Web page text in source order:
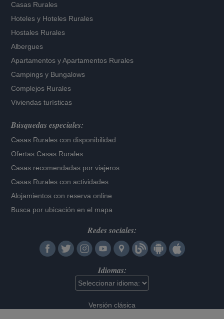
Casas Rurales
Hoteles y Hoteles Rurales
Hostales Rurales
Albergues
Apartamentos yApartamentos Rurales
Campings y Bungalows
Complejos Rurales
Viviendas turísticas
Búsquedas especiales:
Casas Rurales con disponibilidad
Ofertas Casas Rurales
Casas recomendadas por viajeros
Casas Rurales con actividades
Alojamientos con reserva online
Busca por ubicación en el mapa
Redes sociales:
Idiomas:
Versión clásica